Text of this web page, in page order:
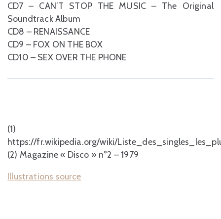
CD7 – CAN’T STOP THE MUSIC – The Original
Soundtrack Album
CD8 – RENAISSANCE
CD9 – FOX ON THE BOX
CD10 – SEX OVER THE PHONE
(1)
https://fr.wikipedia.org/wiki/
(2) Magazine « Disco » n°2 – 1979
Illustrations source